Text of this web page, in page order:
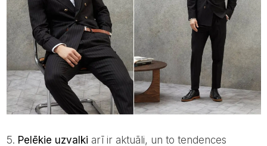
Pelēkie uzvalki arī ir aktuāli, un to tendences